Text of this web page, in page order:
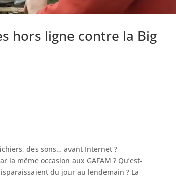
hors ligne contre la Big
des sons… avant Internet ?
même occasion aux GAFAM ? Qu’est-
du jour au lendemain ? La